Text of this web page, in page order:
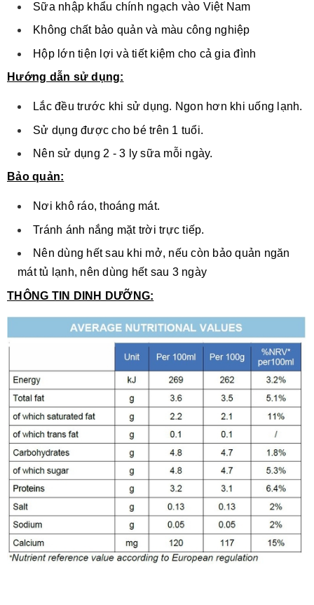
Sữa nhập khẩu chính ngạch vào Việt Nam
Không chất bảo quản và màu công nghiệp
Hộp lớn tiện lợi và tiết kiệm cho cả gia đình
Hướng dẫn sử dụng:
Lắc đều trước khi sử dụng. Ngon hơn khi uống lạnh.
Sử dụng được cho bé trên 1 tuổi.
Nên sử dụng 2 - 3 ly sữa mỗi ngày.
Bảo quản:
Nơi khô ráo, thoáng mát.
Tránh ánh nắng mặt trời trực tiếp.
Nên dùng hết sau khi mở, nếu còn bảo quản ngăn
mát tủ lạnh, nên dùng hết sau 3 ngày
THÔNG TIN DINH DƯỠNG: